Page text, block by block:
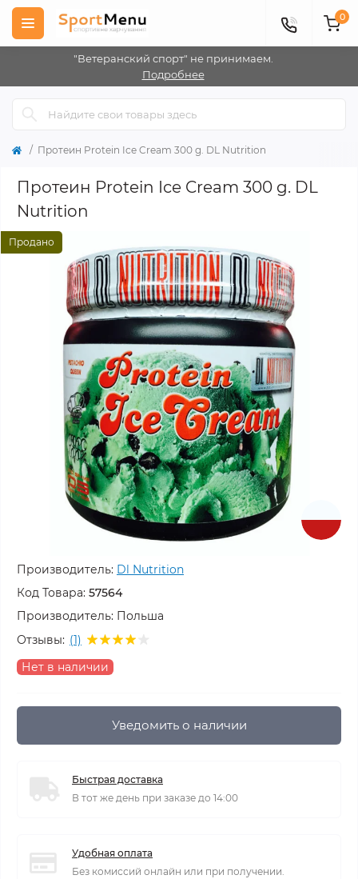
"Ветеранский спорт" не принимаем.
Подробнее
0
Протеин Protein Ice Cream 300 g. DL Nutrition
Протеин Protein Ice Cream 300 g. DL
Nutrition
Продано
Производитель: Dl Nutrition
Код Товара: 57564
Производитель: Польша
Отзывы: (1)
Нет в наличии
Уведомить о наличии
Быстрая доставка
В тот же день при заказе до 14:00
Удобная оплата
Без комиссий онлайн или при получении.